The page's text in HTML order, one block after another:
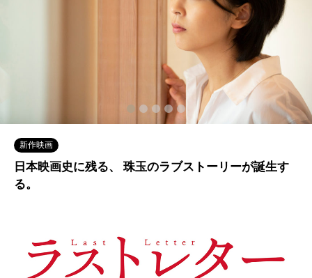
新作映画
日本映画史に残る、 珠玉のラブストーリーが誕生す
る。